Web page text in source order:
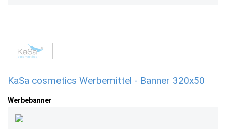
KaSa cosmetics Werbemittel - Banner 320x50
Werbebanner